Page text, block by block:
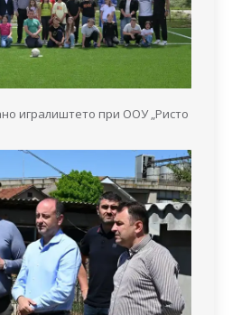
игралиштето при ООУ „Ристо